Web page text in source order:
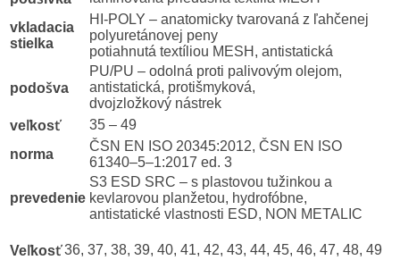
vkladacia
stielka
HI-POLY – anatomicky tvarovaná z ľahčenej
polyuretánovej peny
potiahnutá textíliou MESH, antistatická
podošva
PU/PU – odolná proti palivovým olejom,
antistatická, protišmyková,
dvojzložkový nástrek
veľkosť
35 – 49
norma
ČSN EN ISO 20345:2012, ČSN EN ISO
61340–5–1:2017 ed. 3
prevedenie
S3 ESD SRC – s plastovou tužinkou a
kevlarovou planžetou, hydrofóbne,
antistatické vlastnosti ESD, NON METALIC
Veľkosť 36, 37, 38, 39, 40, 41, 42, 43, 44, 45, 46, 47, 48, 49